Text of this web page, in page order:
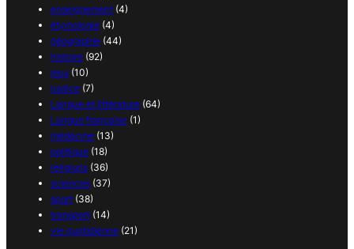
enseignement (4)
étymologie (4)
géographie (44)
histoire (92)
jeux (10)
justice (7)
Langue et littérature (64)
Langue française (1)
médecine (13)
politique (18)
religions (36)
sciences (37)
sport (38)
transport (14)
vie quotidienne (21)